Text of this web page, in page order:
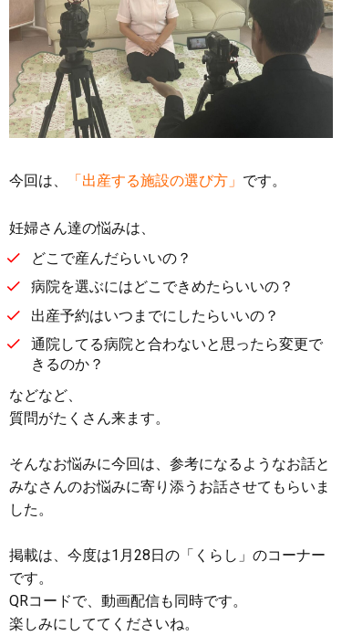
今回は、 「出産する施設の選び方」 です。
妊婦さん達の悩みは、
どこで産んだらいいの？
病院を選ぶにはどこできめたらいいの？
出産予約はいつまでにしたらいいの？
通院してる病院と合わないと思ったら変更で
きるのか？
などなど、
質問がたくさん来ます。
そんなお悩みに今回は、参考になるようなお話と
みなさんのお悩みに寄り添うお話させてもらいま
した。
掲載は、今度は1月28日の「くらし」のコーナー
です。
QRコードで、動画配信も同時です。
楽しみにしててくださいね。